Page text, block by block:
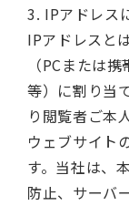
3. IPアドレス
IPアドレスと
（PCまたは
等）に割り当
り閲覧者ご本
ウェブサイト
す。当社は、
防止、サーバ